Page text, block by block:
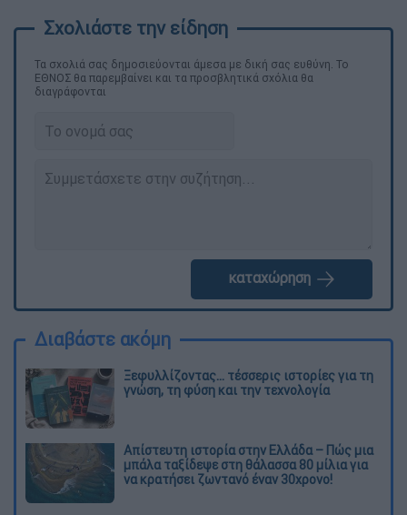
Τα σχολιά σας δημοσιεύονται άμεσα με δική σας ευθύνη. Το
ΕΘΝΟΣ θα παρεμβαίνει και τα προσβλητικά σχόλια θα
διαγράφονται
καταχώρηση
Διαβάστε ακόμη
Ξεφυλλίζοντας... τέσσερις ιστορίες για τη
γνώση, τη φύση και την τεχνολογία
Απίστευτη ιστορία στην Ελλάδα – Πώς μια
μπάλα ταξίδεψε στη θάλασσα 80 μίλια για
να κρατήσει ζωντανό έναν 30χρονο!